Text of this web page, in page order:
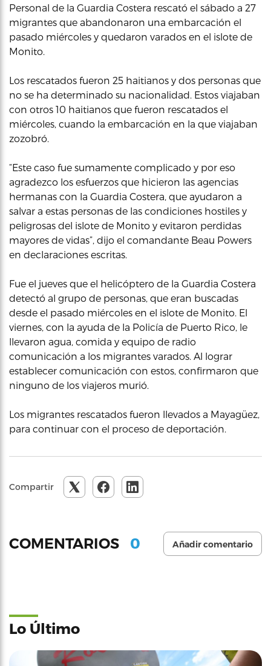
Personal de la Guardia Costera rescató el sábado a 27
migrantes que abandonaron una embarcación el
pasado miércoles y quedaron varados en el islote de
Monito.
Los rescatados fueron 25 haitianos y dos personas que
no se ha determinado su nacionalidad. Estos viajaban
con otros 10 haitianos que fueron rescatados el
miércoles, cuando la embarcación en la que viajaban
zozobró.
“Este caso fue sumamente complicado y por eso
agradezco los esfuerzos que hicieron las agencias
hermanas con la Guardia Costera, que ayudaron a
salvar a estas personas de las condiciones hostiles y
peligrosas del islote de Monito y evitaron perdidas
mayores de vidas”, dijo el comandante Beau Powers
en declaraciones escritas.
Fue el jueves que el helicóptero de la Guardia Costera
detectó al grupo de personas, que eran buscadas
desde el pasado miércoles en el islote de Monito. El
viernes, con la ayuda de la Policía de Puerto Rico, le
llevaron agua, comida y equipo de radio
comunicación a los migrantes varados. Al lograr
establecer comunicación con estos, confirmaron que
ninguno de los viajeros murió.
Los migrantes rescatados fueron llevados a Mayagüez,
para continuar con el proceso de deportación.
Compartir
COMENTARIOS 0 Añadir comentario
Lo Último